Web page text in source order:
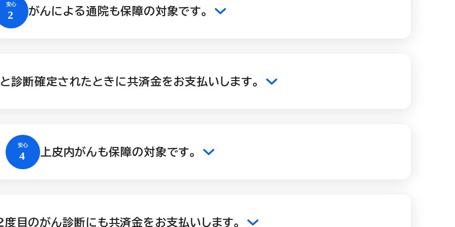
がんによる通院も保障の対象です。
診断確定されたときに共済金をお支払いします。
上皮内がんも保障の対象です。
度目のがん診断にも共済金をお支払いします。